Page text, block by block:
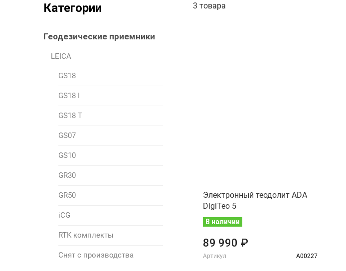
Категории
Геодезические приемники
LEICA
GS18
GS18 I
GS18 T
GS07
GS10
GR30
GR50
iCG
RTK комплекты
Снят с производства
3 товара
Электронный теодолит ADA
DigiTeo 5
В наличии
89 990 ₽
Артикул А00227